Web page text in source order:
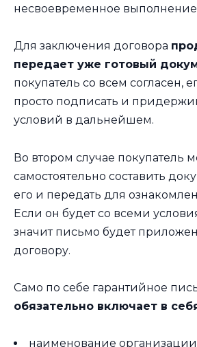
несвоевременное
Для заключения договора
передает уже готовый
покупатель со всем согласен,
просто подписать и
условий в дальнейшем.
Во втором случае покупатель
самостоятельно составить
его и передать для
Если он будет со всеми
значит письмо будет
договору.
Само по себе гарантийное
обязательно включает в
наименование